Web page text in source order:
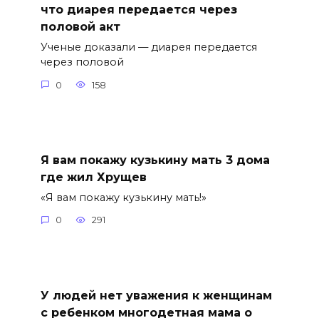
что диарея передается через
половой акт
Ученые доказали — диарея передается
через половой
0 158
Я вам покажу кузькину мать 3 дома
где жил Хрущев
«Я вам покажу кузькину мать!»
0 291
У людей нет уважения к женщинам
с ребенком многодетная мама о